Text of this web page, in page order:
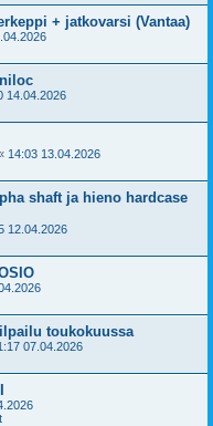
+ jatkovarsi (Vantaa)
14.04.2026
14:03 13.04.2026
shaft ja hieno hardcase
12.04.2026
toukokuussa
07.04.2026